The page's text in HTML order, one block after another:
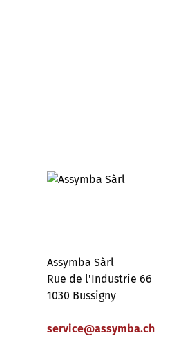
Assymba Sàrl
Rue de l'Industrie 66
1030 Bussigny
service@assymba.ch